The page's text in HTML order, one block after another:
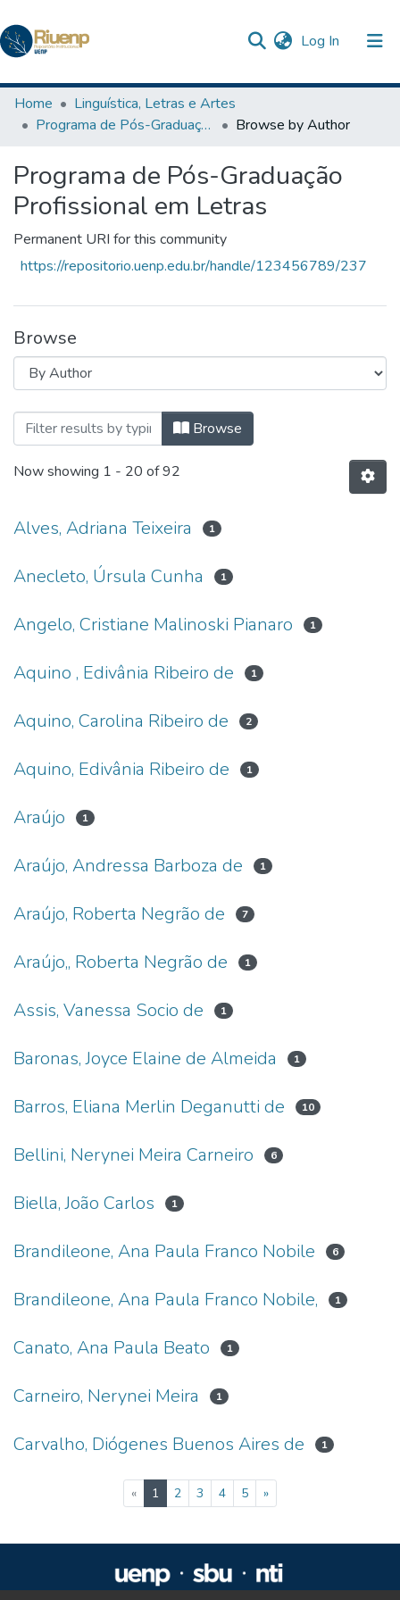
Log In (current)
Communities & Collections
Browse DSpace
The Repository
Home
Linguística, Letras e Artes
Programa de Pós-Graduação Profissional em Letras
Browse by Author
Programa de Pós-Graduação
Profissional em Letras
Permanent URI for this community
https://repositorio.uenp.edu.br/handle/123456789/237
Browse
Browsing Programa de Pós-Graduação
Browse
Now showing 1 - 20 of 92
Alves, Adriana Teixeira 1
Anecleto, Úrsula Cunha 1
Angelo, Cristiane Malinoski Pianaro 1
Aquino , Edivânia Ribeiro de 1
Aquino, Carolina Ribeiro de 2
Aquino, Edivânia Ribeiro de 1
Araújo 1
Araújo, Andressa Barboza de 1
Araújo, Roberta Negrão de 7
Araújo,, Roberta Negrão de 1
Assis, Vanessa Socio de 1
Baronas, Joyce Elaine de Almeida 1
Barros, Eliana Merlin Deganutti de 10
Bellini, Nerynei Meira Carneiro 6
Biella, João Carlos 1
Brandileone, Ana Paula Franco Nobile 6
Brandileone, Ana Paula Franco Nobile, 1
Canato, Ana Paula Beato 1
Carneiro, Nerynei Meira 1
Carvalho, Diógenes Buenos Aires de 1
« 1 (current)
2 3 4 5 »